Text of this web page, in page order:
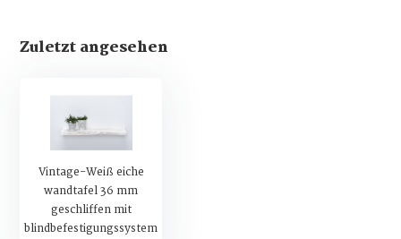
Zuletzt angesehen
Vintage-Weiß eiche
wandtafel 36 mm
geschliffen mit
blindbefestigungssystem